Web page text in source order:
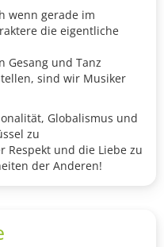
wenn gerade im
die eigentliche
Gesang und Tanz
sind wir Musiker
Globalismus und
zu
Respekt und die Liebe zu
der Anderen!